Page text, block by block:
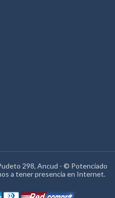
298, Ancud - © Potenciado
a tener presencia en Internet.